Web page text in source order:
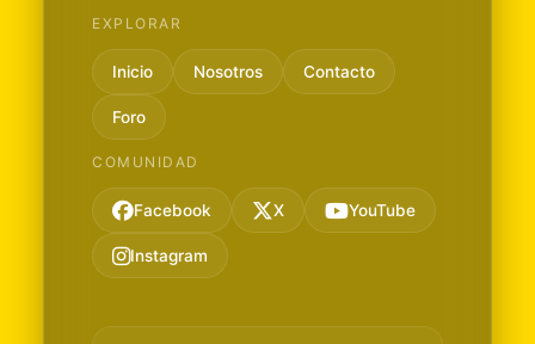
EXPLORAR
Inicio Nosotros Contacto
Foro
COMUNIDAD
Facebook X YouTube
Instagram